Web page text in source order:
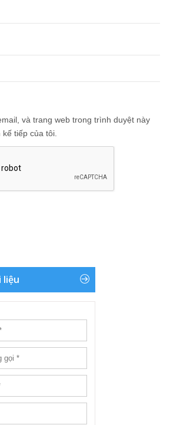
và trang web trong trình duyệt này
tiếp của tôi.
liệu